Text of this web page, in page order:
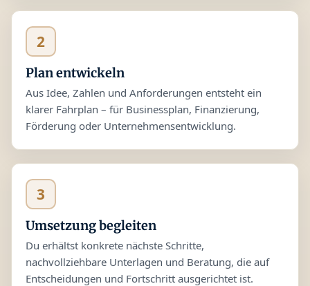
2
Plan entwickeln
Aus Idee, Zahlen und Anforderungen entsteht ein
klarer Fahrplan – für Businessplan, Finanzierung,
Förderung oder Unternehmensentwicklung.
3
Umsetzung begleiten
Du erhältst konkrete nächste Schritte,
nachvollziehbare Unterlagen und Beratung, die auf
Entscheidungen und Fortschritt ausgerichtet ist.